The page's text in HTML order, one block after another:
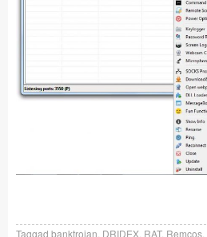
Taggad banktrojan DRIDEX RAT, Remcos